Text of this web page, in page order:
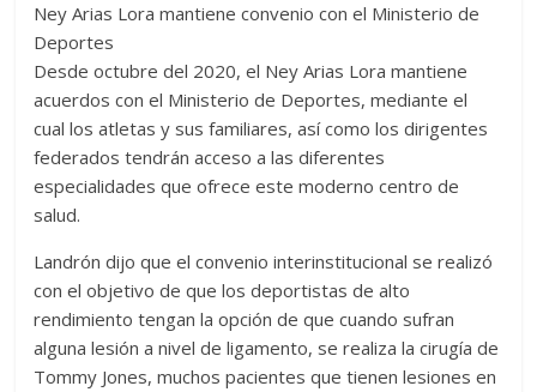
Ney Arias Lora mantiene convenio con el Ministerio de
Deportes
Desde octubre del 2020, el Ney Arias Lora mantiene
acuerdos con el Ministerio de Deportes, mediante el
cual los atletas y sus familiares, así como los dirigentes
federados tendrán acceso a las diferentes
especialidades que ofrece este moderno centro de
salud.
Landrón dijo que el convenio interinstitucional se realizó
con el objetivo de que los deportistas de alto
rendimiento tengan la opción de que cuando sufran
alguna lesión a nivel de ligamento, se realiza la cirugía de
Tommy Jones, muchos pacientes que tienen lesiones en